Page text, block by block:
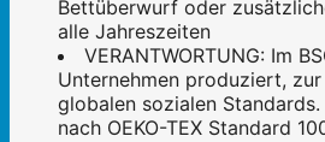
Bettüberwurf oder
alle Jahreszeiten
VERANTWORTUNG: Im
Unternehmen produziert,
globalen sozialen
nach OEKO-TEX Standard